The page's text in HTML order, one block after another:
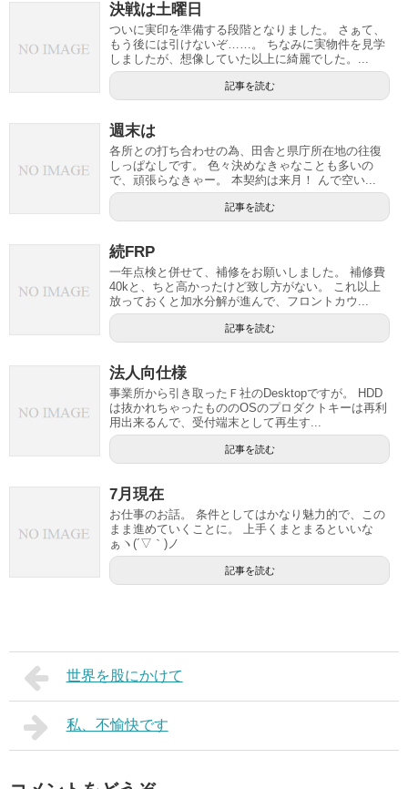
決戦は土曜日
ついに実印を準備する段階となりました。 さぁて、
もう後には引けないぞ……。 ちなみに実物件を見学
しましたが、想像していた以上に綺麗でした。...
記事を読む
週末は
各所との打ち合わせの為、田舎と県庁所在地の往復
しっぱなしです。 色々決めなきゃなことも多いの
で、頑張らなきゃー。 本契約は来月！ んで空い...
記事を読む
続FRP
一年点検と併せて、補修をお願いしました。 補修費
40kと、ちと高かったけど致し方がない。 これ以上
放っておくと加水分解が進んで、フロントカウ...
記事を読む
法人向仕様
事業所から引き取ったＦ社のDesktopですが。 HDD
は抜かれちゃったもののOSのプロダクトキーは再利
用出来るんで、受付端末として再生す...
記事を読む
7月現在
お仕事のお話。 条件としてはかなり魅力的で、この
まま進めていくことに。 上手くまとまるといいな
ぁヽ(´▽｀)ノ
記事を読む
世界を股にかけて
私、不愉快です